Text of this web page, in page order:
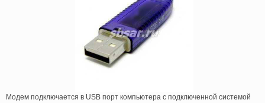
Модем подключается в USB порт компьютера с подключенной системой